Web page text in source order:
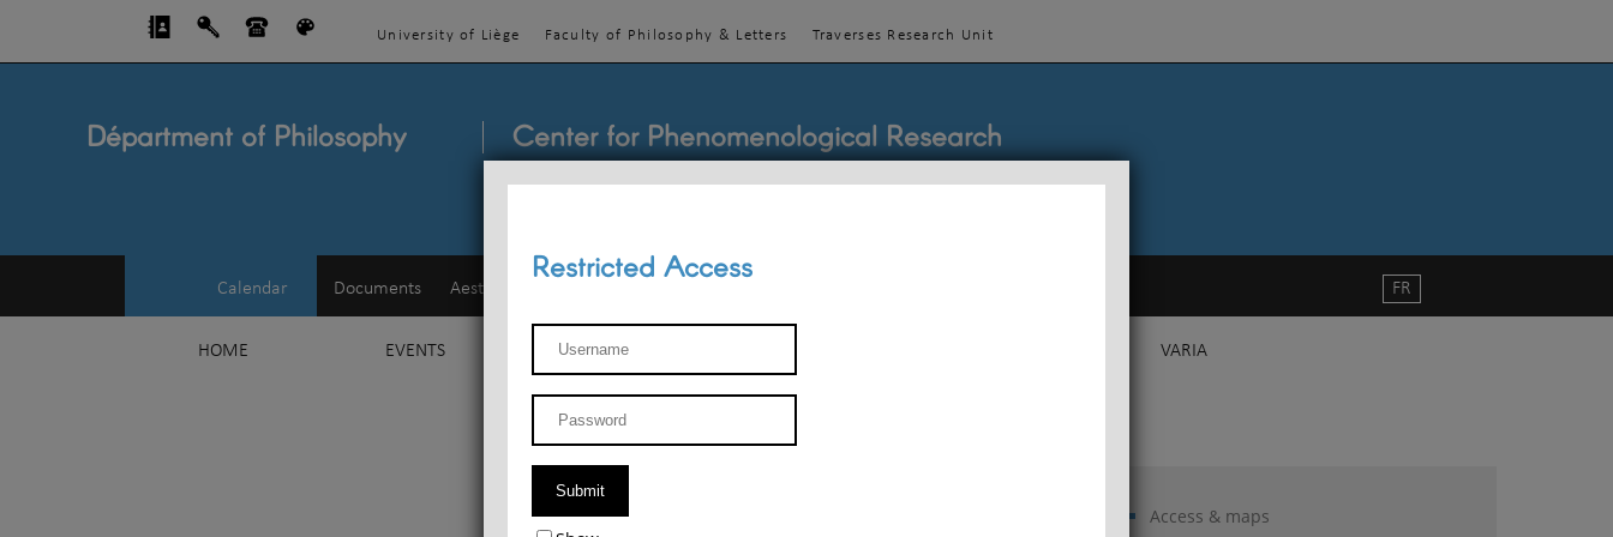
University of Liège Faculty of Philosophy & Letters Traverses Research Unit
Départment of Philosophy Center for Phenomenological Research
Calendar Documents Aesthetics
HOME EVENTS TEACHINGS VARIA
FR
Access & maps
Restricted Access